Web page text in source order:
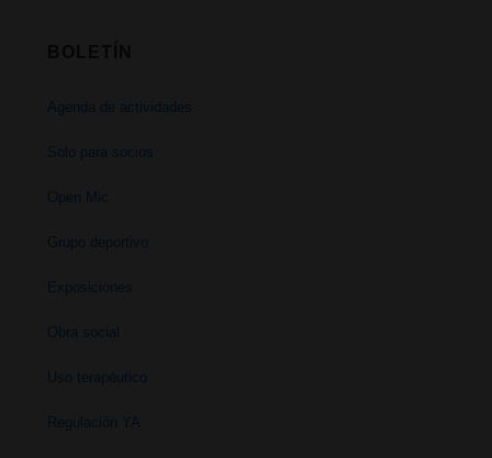
Agenda de actividades
Solo para socios
Open Mic
Grupo deportivo
Exposiciones
Obra social
Uso terapéutico
Regulación YA